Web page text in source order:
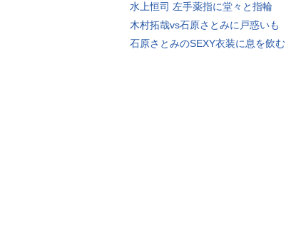
水上恒司 左手薬指に堂々と指輪
木村拓哉vs石原さとみに戸惑いも
石原さとみのSEXY衣装に息を飲む